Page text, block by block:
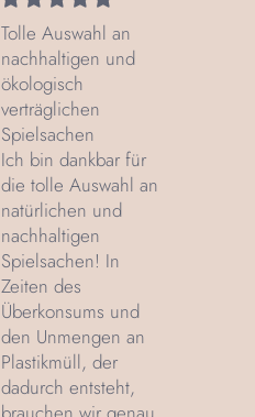
Tolle Auswahl an
nachhaltigen und
ökologisch
verträglichen
Spielsachen
Ich bin dankbar für
die tolle Auswahl an
natürlichen und
nachhaltigen
Spielsachen! In
Zeiten des
Überkonsums und
den Unmengen an
Plastikmüll, der
dadurch entsteht,